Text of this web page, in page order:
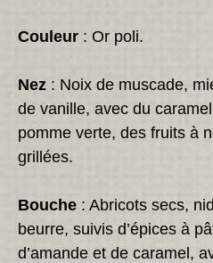
Couleur: Or poli.
Nez: Noix de muscade,
de vanille, avec du
pomme verte, des fruits à
grillées.
Bouche: Abricots secs,
beurre, suivis d’épices à
d’amande et de caramel,